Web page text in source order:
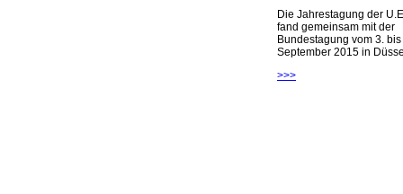
Die Jahrestagung der
fand gemeinsam mit der
Bundestagung vom 3. bis
September 2015 in
>>>